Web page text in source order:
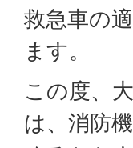
救急車の
ます。
この度、
は、消防